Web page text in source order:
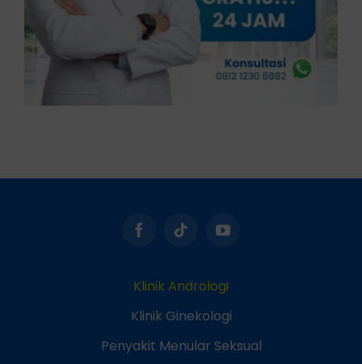
Klinik Andrologi
Klinik Ginekologi
Penyakit Menular Seksual